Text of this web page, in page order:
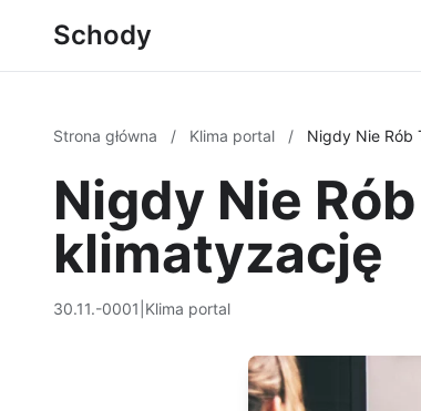
Schody
Strona główna / Klima portal / Nigdy Nie Rób
Nigdy Nie
klimatyzację
30.11.-0001 Klima portal